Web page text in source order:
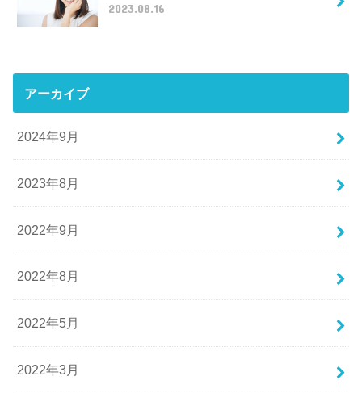
2023.08.16
アーカイブ
2024年9月
2023年8月
2022年9月
2022年8月
2022年5月
2022年3月